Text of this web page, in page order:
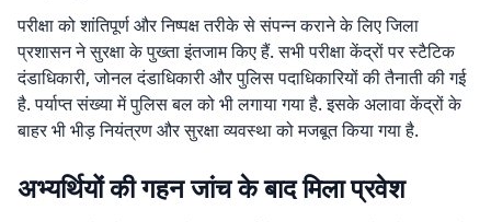
परीक्षा को शांतिपूर्ण और निष्पक्ष तरीके से संपन्न कराने के लिए जिला
प्रशासन ने सुरक्षा के पुख्ता इंतजाम किए हैं. सभी परीक्षा केंद्रों पर स्टैटिक
दंडाधिकारी, जोनल दंडाधिकारी और पुलिस पदाधिकारियों की तैनाती की गई
है. पर्याप्त संख्या में पुलिस बल को भी लगाया गया है. इसके अलावा केंद्रों के
बाहर भी भीड़ नियंत्रण और सुरक्षा व्यवस्था को मजबूत किया गया है.
अभ्यर्थियों की गहन जांच के बाद मिला प्रवेश